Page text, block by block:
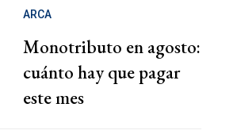
ARCA
Monotributo en agosto:
cuánto hay que pagar
este mes